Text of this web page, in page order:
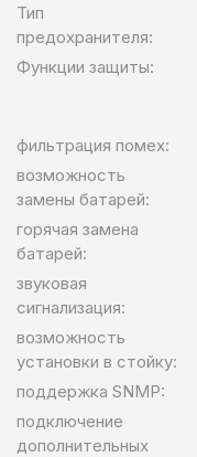
Тип
предохранителя:
Функции защиты:
фильтрация помех:
возможность
замены батарей:
горячая замена
батарей:
звуковая
сигнализация:
возможность
установки в стойку:
поддержка SNMP:
подключение
дополнительных